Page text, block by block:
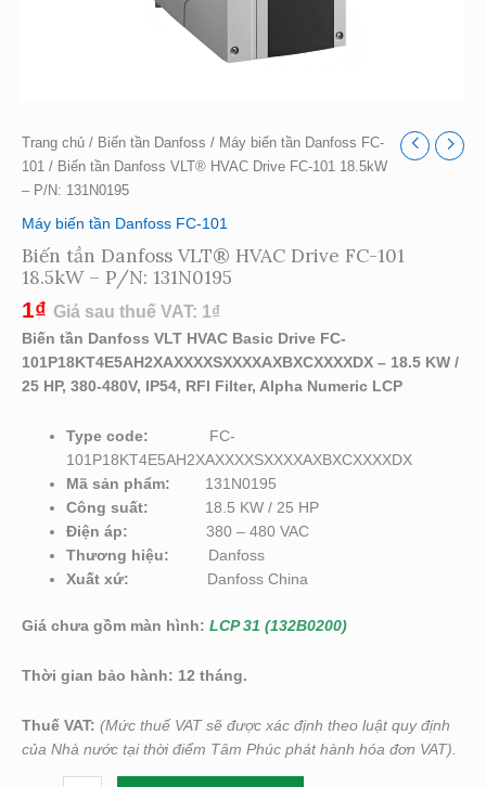
Trang chủ / Biến tần Danfoss / Máy biến tần Danfoss FC-
101 / Biến tần Danfoss VLT® HVAC Drive FC-101 18.5kW
– P/N: 131N0195
Máy biến tần Danfoss FC-101
Biến tần Danfoss VLT® HVAC Drive FC-101
18.5kW – P/N: 131N0195
1₫ Giá sau thuế VAT: 1₫
Biến tần Danfoss VLT HVAC Basic Drive FC-
101P18KT4E5AH2XAXXXXSXXXXAXBXCXXXXDX – 18.5 KW /
25 HP, 380-480V, IP54, RFI Filter, Alpha Numeric LCP
Type code:
FC-
101P18KT4E5AH2XAXXXXSXXXXAXBXCXXXXDX
Mã sản phẩm: 131N0195
Công suất: 18.5 KW / 25 HP
Điện áp:380 – 480 VAC
Thương hiệu:
Danfoss
Xuất xứ:
Danfoss China
Giá chưa gồm màn hình: LCP 31 (132B0200)
Thời gian bảo hành: 12 tháng.
Thuế VAT: (Mức thuế VAT sẽ được xác định theo luật quy định
của Nhà nước tại thời điểm Tâm Phúc phát hành hóa đơn VAT).